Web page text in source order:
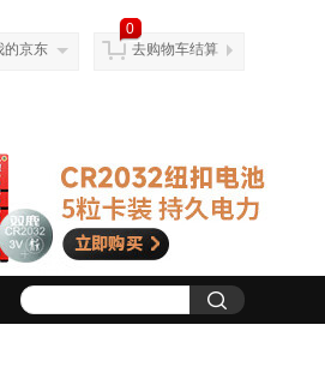
的京东
0
去购物车结算